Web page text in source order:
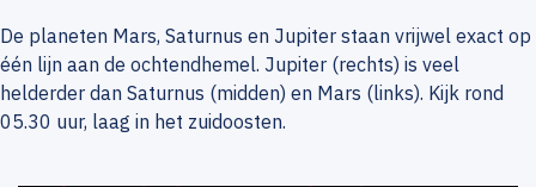
De planeten Mars, Saturnus en Jupiter staan vrijwel exact op
één lijn aan de ochtendhemel. Jupiter (rechts) is veel
helderder dan Saturnus (midden) en Mars (links). Kijk rond
05.30 uur, laag in het zuidoosten.